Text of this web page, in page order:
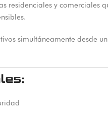
residenciales y
simultáneamente desde